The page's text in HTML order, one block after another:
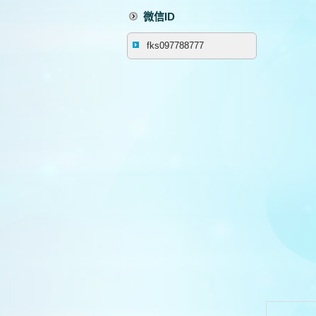
微信ID
fks097788777